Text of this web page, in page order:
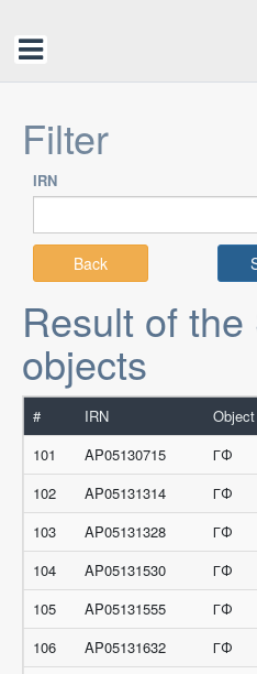
Filter
IRN
Back
Result of the
objects
# IRN
101
AP05130715 ГФ
102
AP05131314 ГФ
103
AP05131328 ГФ
104
AP05131530 ГФ
105
AP05131555 ГФ
106
AP05131632 ГФ